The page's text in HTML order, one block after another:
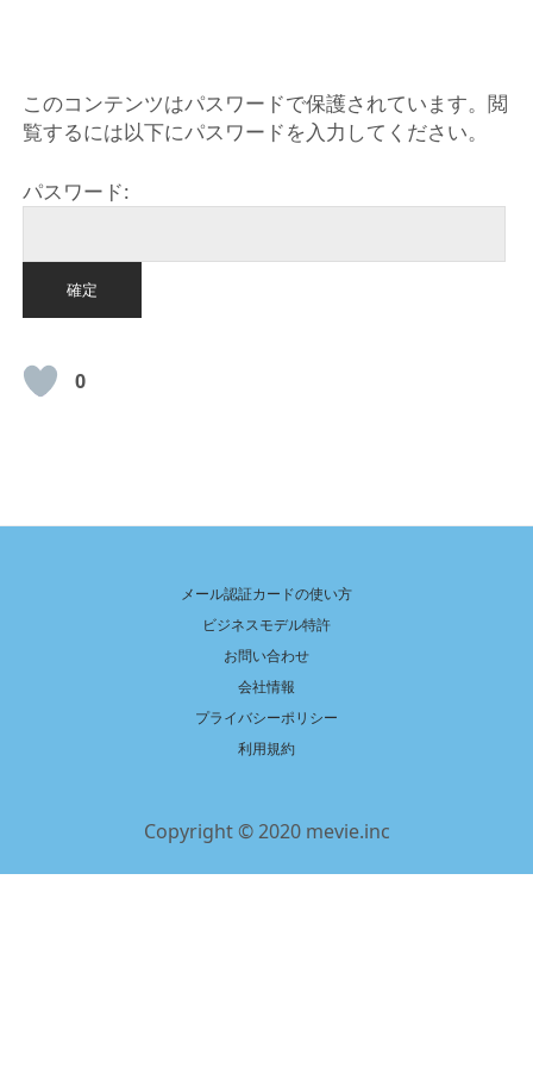
このコンテンツはパスワードで保護されています。閲
覧するには以下にパスワードを入力してください。
パスワード:
0
メール認証カードの使い方
ビジネスモデル特許
お問い合わせ
会社情報
プライバシーポリシー
利用規約
Copyright © 2020 mevie.inc